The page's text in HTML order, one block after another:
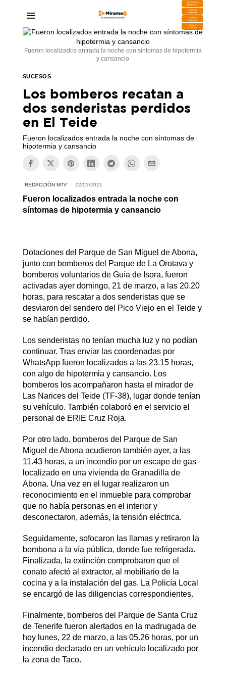
DESCARGA
MIRAPLAY
Buzón de
Sugerencias
Contratar
Publicidad
Contacto
Comercial
Fueron localizados entrada la noche con síntomas de hipotermia
y cansancio
SUCESOS
Los bomberos recatan a
dos senderistas perdidos
en El Teide
Fueron localizados entrada la noche con síntomas de
hipotermia y cansancio
REDACCIÓN MTV 22/03/2021
Fueron localizados entrada la noche con
síntomas de hipotermia y cansancio
Dotaciones del Parque de San Miguel de Abona,
junto con bomberos del Parque de La Orotava y
bomberos voluntarios de Guía de Isora, fueron
activadas ayer domingo, 21 de marzo, a las 20.20
horas, para rescatar a dos senderistas que se
desviaron del sendero del Pico Viejo en el Teide y
se habían perdido.
Los senderistas no tenían mucha luz y no podían
continuar. Tras enviar las coordenadas por
WhatsApp fueron localizados a las 23.15 horas,
con algo de hipotermia y cansancio. Los
bomberos los acompañaron hasta el mirador de
Las Narices del Teide (TF-38), lugar donde tenían
su vehículo. También colaboró en el servicio el
personal de ERIE Cruz Roja.
Por otro lado, bomberos del Parque de San
Miguel de Abona acudieron también ayer, a las
11.43 horas, a un incendio por un escape de gas
localizado en una vivienda de Granadilla de
Abona. Una vez en el lugar realizaron un
reconocimiento en el inmueble para comprobar
que no había personas en el interior y
desconectaron, además, la tensión eléctrica.
Seguidamente, sofocaron las llamas y retiraron la
bombona a la vía pública, donde fue refrigerada.
Finalizada, la extinción comprobaron que el
conato afectó al extractor, al mobiliario de la
cocina y a la instalación del gas. La Policía Local
se encargó de las diligencias correspondientes.
Finalmente, bomberos del Parque de Santa Cruz
de Tenerife fueron alertados en la madrugada de
hoy lunes, 22 de marzo, a las 05.26 horas, por un
incendio declarado en un vehículo localizado por
la zona de Taco.